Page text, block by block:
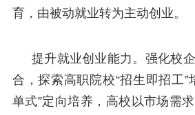
育，由被动就业转为主动创业。
提升就业创业能力。强化校
合，探索高职院校“招生即招工”
单式”定向培养，高校以市场需